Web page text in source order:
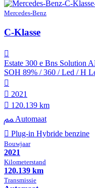
Mercedes-Benz
C-Klasse
Estate 300 e Bns Solution
SOH 89% / 360 / Led / H
2021
120.139 km
Automaat
Plug-in Hybride benzine
Bouwjaar
2021
Kilometer­stand
120.139 km
Transmissie